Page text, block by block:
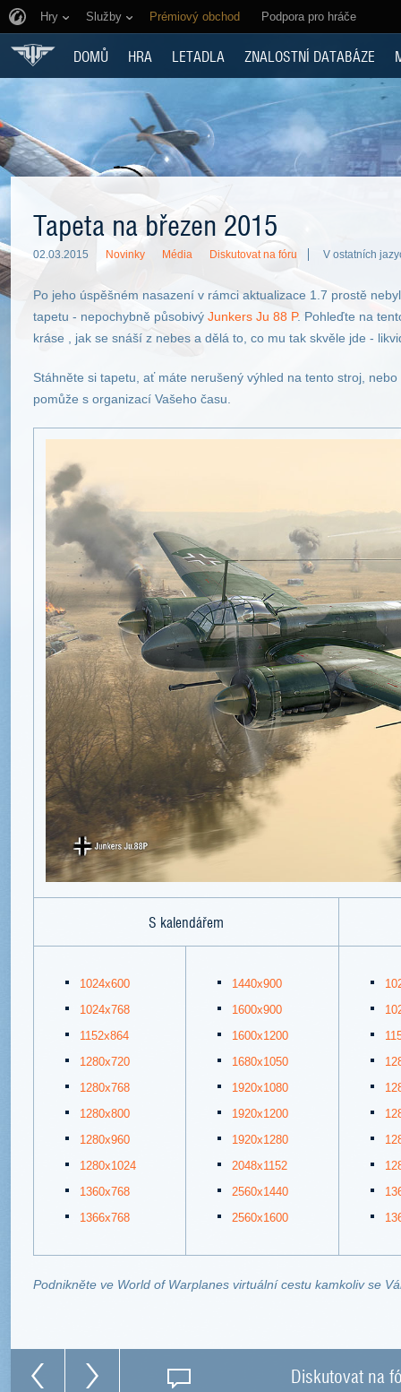
Hry Služby Prémiový obchod Podpora pro hráče
DOMŮ HRA LETADLA ZNALOSTNÍ DATABÁZE
Tapeta na březen 2015
02.03.2015 Novinky Média Diskutovat na fóru V ostatních
Po jeho úspěšném nasazení v rámci aktualizace 1.7 prostě
tapetu - nepochybně působivý Junkers Ju 88 P. Pohleďte na
kráse , jak se snáší z nebes a dělá to, co mu tak skvěle jde -
Stáhněte si tapetu, ať máte nerušený výhled na tento stroj,
pomůže s organizací Vašeho času.
S kalendářem
1024x600
1024x768
1152x864
1280x720
1280x768
1280x800
1280x960
1280x1024
1360x768
1366x768
1440x900
1600x900
1600x1200
1680x1050
1920x1080
1920x1200
1920x1280
2048x1152
2560x1440
2560x1600
Podnikněte ve World of Warplanes virtuální cestu kamkoliv se
Diskutovat na